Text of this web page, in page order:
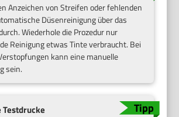
Anzeichen von Streifen oder fehlenden
Düsenreinigung über das
Wiederhole die Prozedur nur
Reinigung etwas Tinte verbraucht. Bei
kann eine manuelle
sein.